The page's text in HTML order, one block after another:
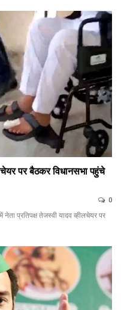
पर बैठकर विधानसभा पहुंचे
0
प्रतिपक्ष तेजस्वी यादव व्हीलचेयर पर